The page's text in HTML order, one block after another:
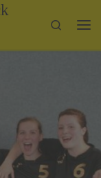
Search